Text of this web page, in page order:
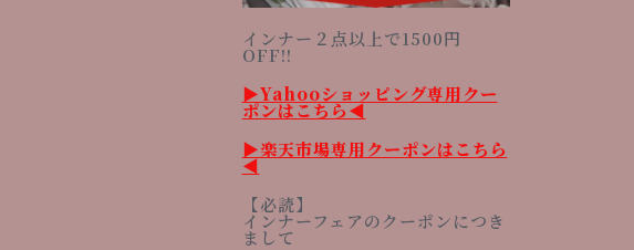
インナー２点以上で1500円
OFF!!
▶︎Yahooショッピング専用クー
ポンはこちら◀︎
▶︎楽天市場専用クーポンはこちら
◀︎
【必読】
インナーフェアのクーポンにつき
まして